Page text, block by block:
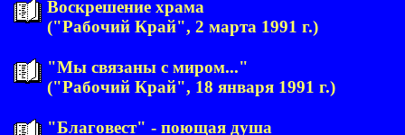
Воскрешение храма
("Рабочий Край", 2 марта 1991 г.)
"Мы связаны с миром..."
("Рабочий Край", 18 января 1991 г.)
"Благовест" - поющая душа